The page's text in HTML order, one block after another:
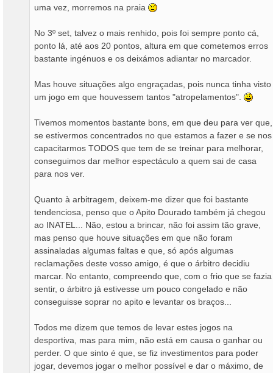
uma vez, morremos na praia
No 3º set, talvez o mais renhido, pois foi sempre ponto cá,
ponto lá, até aos 20 pontos, altura em que cometemos erros
bastante ingénuos e os deixámos adiantar no marcador.
Mas houve situações algo engraçadas, pois nunca tinha visto
um jogo em que houvessem tantos "atropelamentos".
Tivemos momentos bastante bons, em que deu para ver que,
se estivermos concentrados no que estamos a fazer e se nos
capacitarmos TODOS que tem de se treinar para melhorar,
conseguimos dar melhor espectáculo a quem sai de casa
para nos ver.
Quanto à arbitragem, deixem-me dizer que foi bastante
tendenciosa, penso que o Apito Dourado também já chegou
ao INATEL... Não, estou a brincar, não foi assim tão grave,
mas penso que houve situações em que não foram
assinaladas algumas faltas e que, só após algumas
reclamações deste vosso amigo, é que o árbitro decidiu
marcar. No entanto, compreendo que, com o frio que se fazia
sentir, o árbitro já estivesse um pouco congelado e não
conseguisse soprar no apito e levantar os braços...
Todos me dizem que temos de levar estes jogos na
desportiva, mas para mim, não está em causa o ganhar ou
perder. O que sinto é que, se fiz investimentos para poder
jogar, devemos jogar o melhor possível e dar o máximo, de